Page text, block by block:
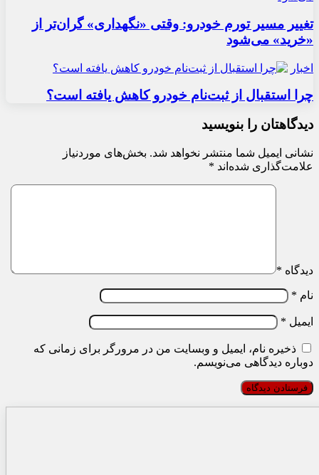
تغییر مسیر تورم خودرو: وقتی «نگهداری» گران‌تر از
«خرید» می‌شود
اخبار
چرا استقبال از ثبت‌نام خودرو کاهش یافته است؟
دیدگاهتان را بنویسید
نشانی ایمیل شما منتشر نخواهد شد. بخش‌های موردنیاز
علامت‌گذاری شده‌اند *
دیدگاه *
نام *
ایمیل *
ذخیره نام، ایمیل و وبسایت من در مرورگر برای زمانی که
دوباره دیدگاهی می‌نویسم.